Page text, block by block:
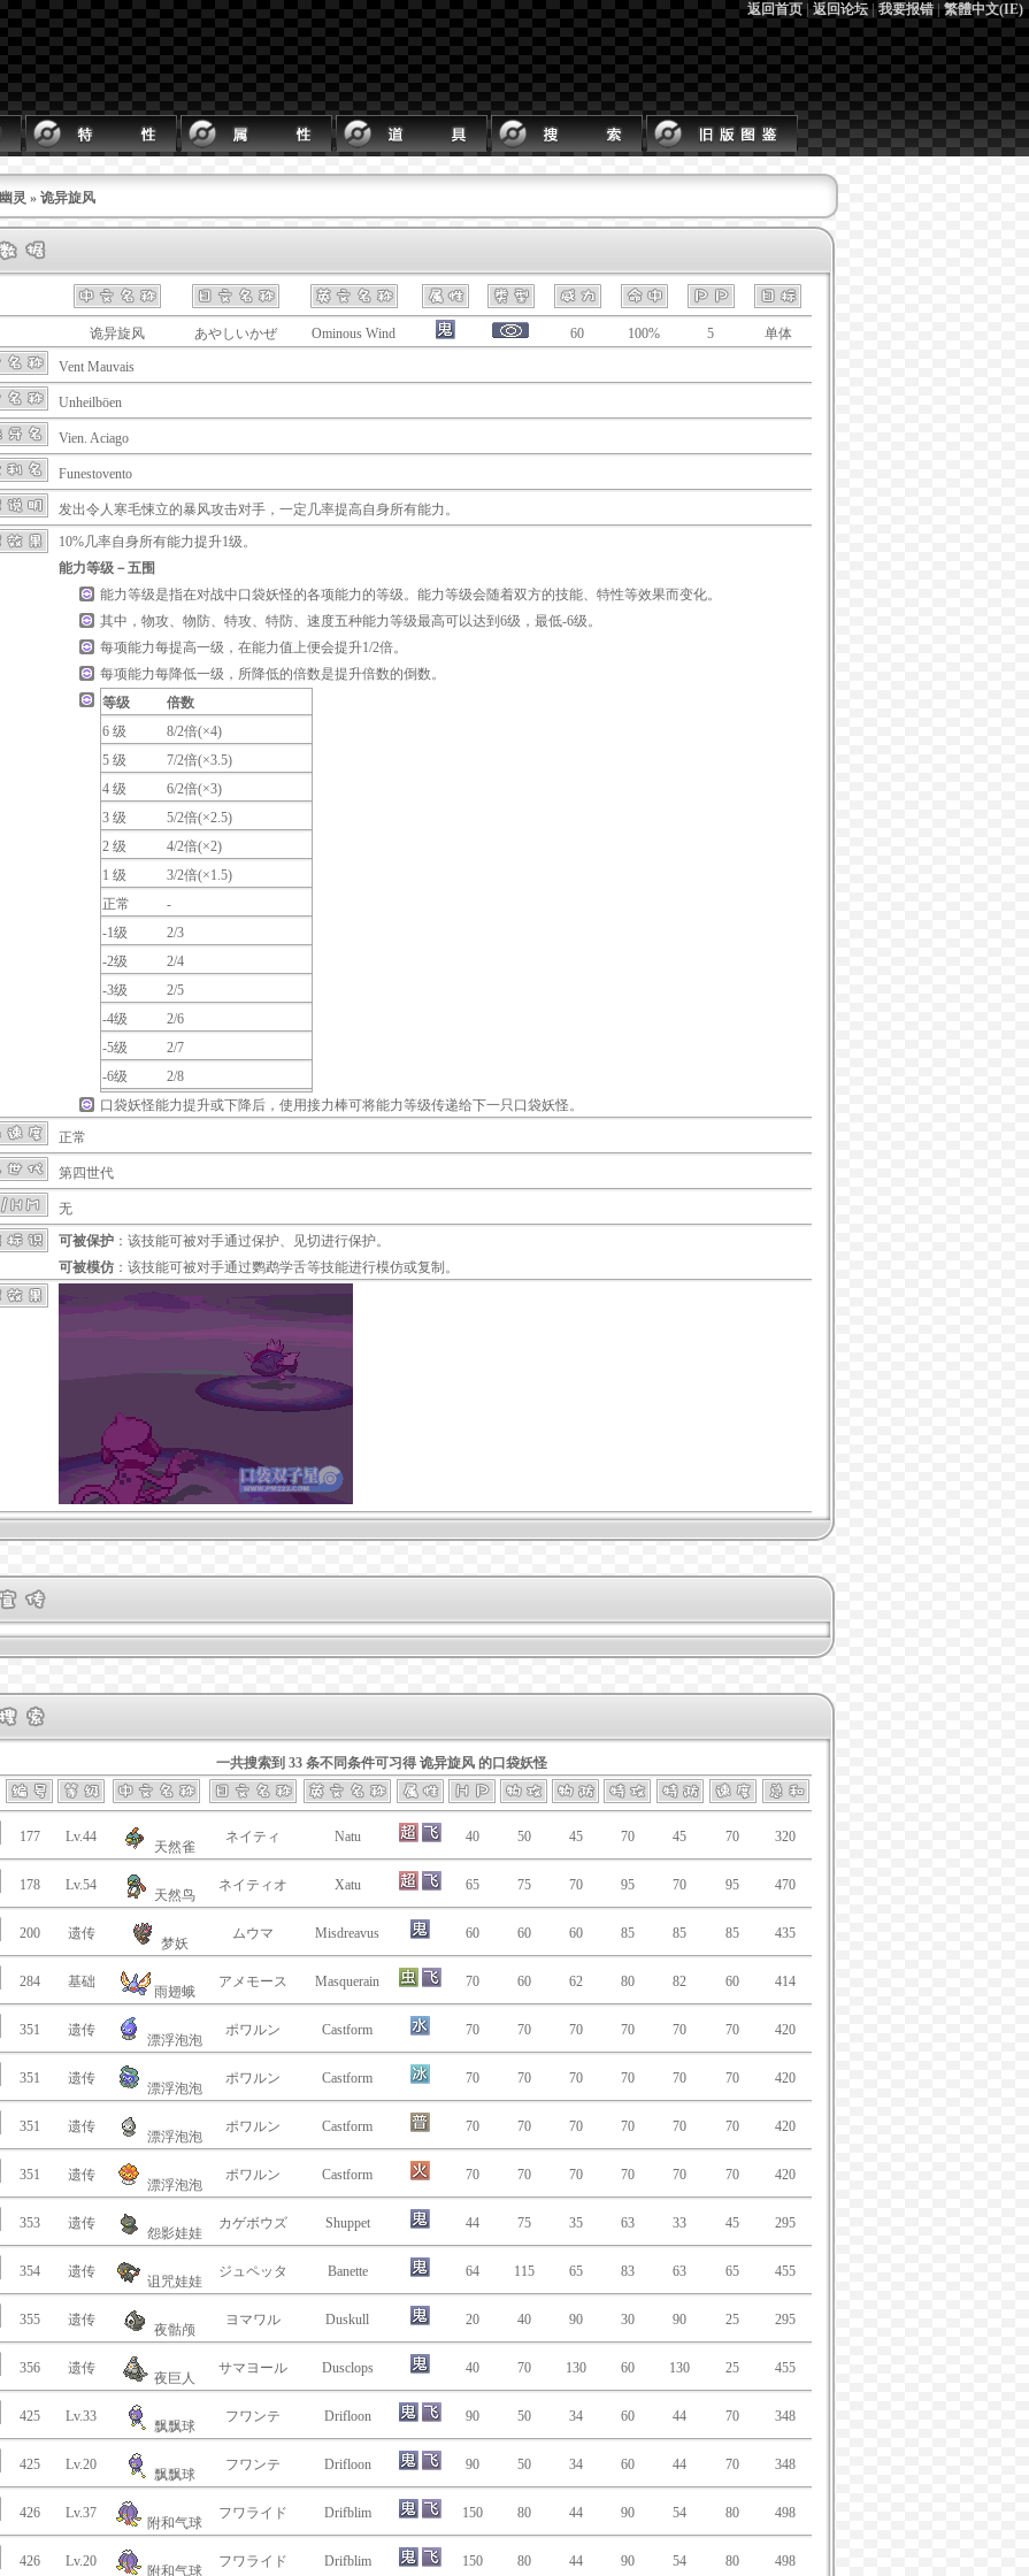
返回首页|返回论坛|我要报错|繁體中文(IE)
幽灵 » 诡异旋风
诡异旋风 あやしいかぜ Ominous Wind 60 100% 5 单体
Vent Mauvais
Unheilböen
Vien. Aciago
Funestovento
发出令人寒毛悚立的暴风攻击对手，一定几率提高自身所有能力。
10%几率自身所有能力提升1级。
能力等级－五围
能力等级是指在对战中口袋妖怪的各项能力的等级。能力等级会随着双方的技能、特性等效果而变化。
其中，物攻、物防、特攻、特防、速度五种能力等级最高可以达到6级，最低-6级。
每项能力每提高一级，在能力值上便会提升1/2倍。
每项能力每降低一级，所降低的倍数是提升倍数的倒数。
等级
倍数
6 级
8/2倍(×4)
5 级
7/2倍(×3.5)
4 级
6/2倍(×3)
3 级
5/2倍(×2.5)
2 级
4/2倍(×2)
1 级
3/2倍(×1.5)
正常
-
-1级
2/3
-2级
2/4
-3级
2/5
-4级
2/6
-5级
2/7
-6级
2/8
口袋妖怪能力提升或下降后，使用接力棒可将能力等级传递给下一只口袋妖怪。
正常
第四世代
无
可被保护 ：该技能可被对手通过保护、 见切进行保护。
可被模仿 ：该技能可被对手通过鹦鹉学舌等技能进行模仿或复制。
一共搜索到 33 条不同条件可习得 诡异旋风 的口袋妖怪
177 Lv.44
天然雀
ネイティ Natu 40 50 45 70 45 70 320
178 Lv.54
天然鸟
ネイティオ Xatu 65 75 70 95 70 95 470
200 遗传
梦妖
ムウマ Misdreavus 60 60 60 85 85 85 435
284 基础
雨翅蛾
アメモース Masquerain 70 60 62 80 82 60 414
351 遗传
漂浮泡泡
ポワルン Castform 70 70 70 70 70 70 420
351 遗传
漂浮泡泡
ポワルン Castform 70 70 70 70 70 70 420
351 遗传
漂浮泡泡
ポワルン Castform 70 70 70 70 70 70 420
351 遗传
漂浮泡泡
ポワルン Castform 70 70 70 70 70 70 420
353 遗传
怨影娃娃
カゲボウズ Shuppet 44 75 35 63 33 45 295
354 遗传
诅咒娃娃
ジュペッタ Banette 64 115 65 83 63 65 455
355 遗传
夜骷颅
ヨマワル Duskull 20 40 90 30 90 25 295
356 遗传
夜巨人
サマヨール Dusclops 40 70 130 60 130 25 455
425 Lv.33
飘飘球
フワンテ Drifloon 90 50 34 60 44 70 348
425 Lv.20
飘飘球
フワンテ Drifloon 90 50 34 60 44 70 348
426 Lv.37
附和气球
フワライド Drifblim 150 80 44 90 54 80 498
426 Lv.20
附和气球
フワライド Drifblim 150 80 44 90 54 80 498